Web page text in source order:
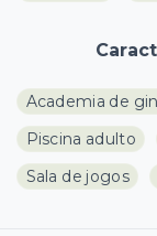
Academia de
Piscina adulto
Sala de jogos